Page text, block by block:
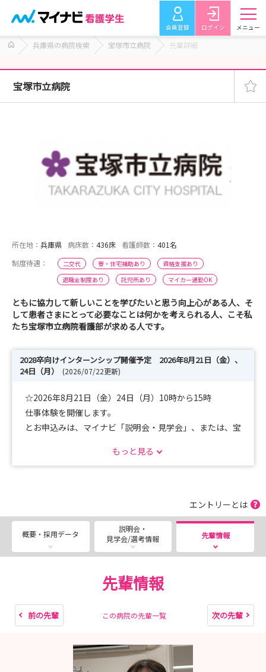
会員登録 ログイン メニュー
兵庫県の病院検索 宝塚市立病院 先輩詳細
宝塚市立病院
所在地： 兵庫県 病床数： 436床 看護師数： 401名
制度待遇：
二交代 寮・住宅補助あり
資格支援あり
退職金制度あり
託児所あり マイカー通勤OK
ともに協力して新しいことを学びたいと思う向上心がある人、そ
して患者さまにとって必要なことは何かを考えられる人、こそ私
たち宝塚市立病院看護部が求める人です。
2028卒向けインターンシップ開催予定 2026年8月21日（金）、
24日（月）
(2026/07/22更新)
☆2026年8月21日（金）24日（月）10時から15時
仕事体験を開催します。
とお申込みは、マイナビ「説明会・見学会」、または、宝
病院の雰囲気を感じに来てください。
https://www.takarazuka-n.com/internship/
お待ちしています。
もっと見る
エントリーとは
概要・採用データ
説明会・
見学会/選考情報
先輩情報
先輩情報
前の先輩 この病院の先輩一覧 次の先輩